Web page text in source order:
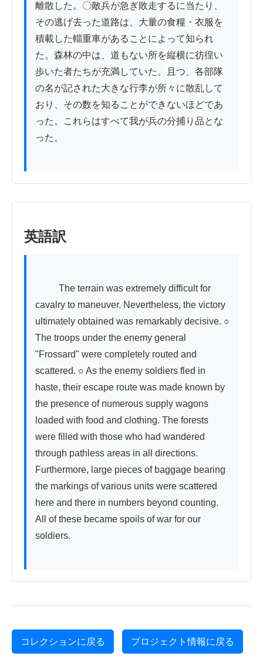
離散した。〇敵兵が急ぎ敗走するに当たり、
その逃げ去った道路は、大量の食糧・衣服を
積載した輜重車があることによって知られ
た。森林の中は、道もない所を縦横に彷徨い
歩いた者たちが充満していた。且つ、各部隊
の名が記された大きな行李が所々に散乱して
おり、その数を知ることができないほどであ
った。これらはすべて我が兵の分捕り品とな
った。
英語訳
cavalry to maneuver. Nevertheless, the victory
ultimately obtained was remarkably decisive. ○
The troops under the enemy general
"Frossard" were completely routed and
scattered. ○ As the enemy soldiers fled in
haste, their escape route was made known by
the presence of numerous supply wagons
loaded with food and clothing. The forests
were filled with those who had wandered
through pathless areas in all directions.
Furthermore, large pieces of baggage bearing
the markings of various units were scattered
here and there in numbers beyond counting.
All of these became spoils of war for our
soldiers.
コレクションに戻る プロジェクト情報に戻る